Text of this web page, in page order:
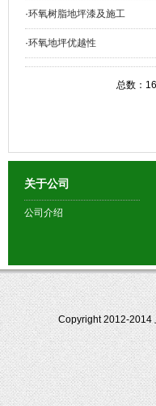
·环氧树脂地坪漆及施工
·环氧地坪优越性
总数：
关于公司
公司介绍
Copyright 2012-2014